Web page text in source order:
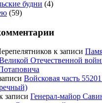
будни (4)
(59)
к записи
Отечественной
Войсковая часть
записи Генерал-майор